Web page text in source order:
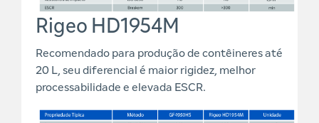
Rigeo HD1954M
Recomendado para produção de contêineres até
20 L, seu diferencial é maior rigidez, melhor
processabilidade e elevada ESCR.